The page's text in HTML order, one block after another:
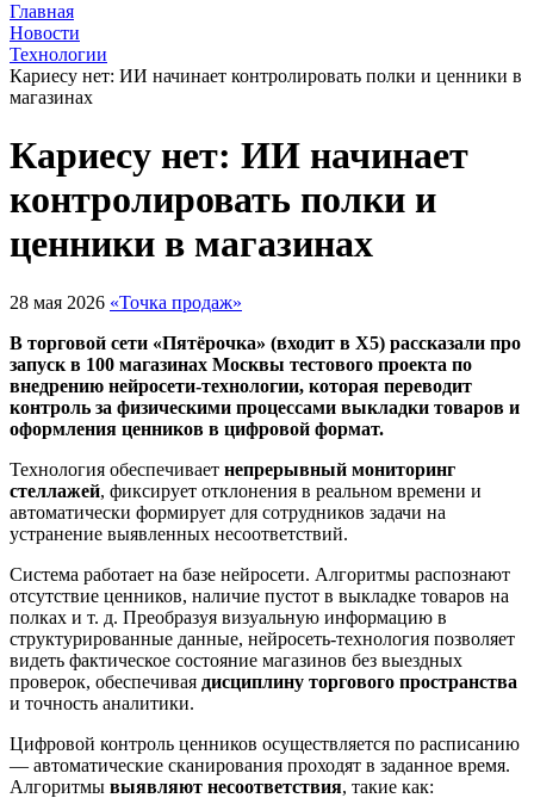
Главная
Новости
Технологии
Кариесу нет: ИИ начинает контролировать полки и ценники в
магазинах
Кариесу нет: ИИ начинает
контролировать полки и
ценники в магазинах
28 мая 2026 «Точка продаж»
В торговой сети «Пятёрочка» (входит в X5) рассказали про
запуск в 100 магазинах Москвы тестового проекта по
внедрению нейросети-технологии, которая переводит
контроль за физическими процессами выкладки товаров и
оформления ценников в цифровой формат.
Технология обеспечивает непрерывный мониторинг
стеллажей, фиксирует отклонения в реальном времени и
автоматически формирует для сотрудников задачи на
устранение выявленных несоответствий.
Система работает на базе нейросети. Алгоритмы распознают
отсутствие ценников, наличие пустот в выкладке товаров на
полках и т. д. Преобразуя визуальную информацию в
структурированные данные, нейросеть-технология позволяет
видеть фактическое состояние магазинов без выездных
проверок, обеспечивая дисциплину торгового пространства
и точность аналитики.
Цифровой контроль ценников осуществляется по расписанию
— автоматические сканирования проходят в заданное время.
Алгоритмы выявляют несоответствия, такие как: